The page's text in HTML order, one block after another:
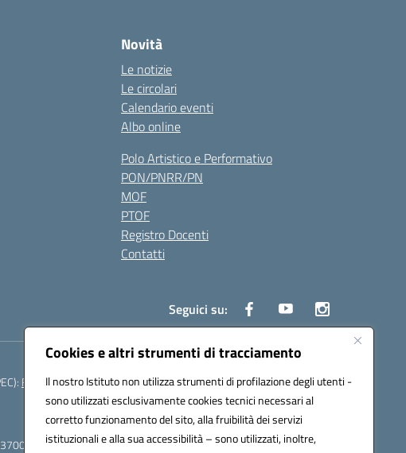
Cookies e altri strumenti di tracciamento
Il nostro Istituto non utilizza strumenti di profilazione degli utenti -
sono utilizzati esclusivamente cookies tecnici necessari al
corretto funzionamento del sito, alla fruibilità dei servizi
istituzionali e alla sua accessibilità – sono utilizzati, inoltre,
Novità
Le notizie
Le circolari
Calendario eventi
Albo online
Polo Artistico e Performativo
PON/PNRR/PN
MOF
PTOF
Registro Docenti
Contatti
Seguici su:
FGIC83700P@pec.istruzione.it